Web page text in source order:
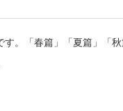
す。「春篇」「夏篇」「